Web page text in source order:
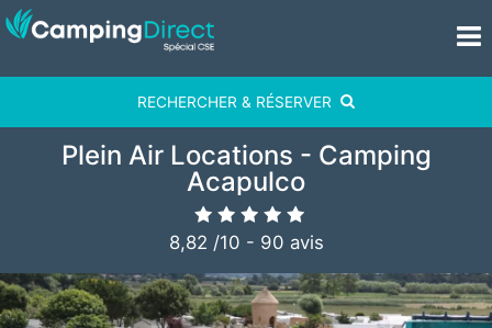
RECHERCHER & RÉSERVER
Plein Air Locations - Camping
Acapulco
8,82 /10 - 90 avis